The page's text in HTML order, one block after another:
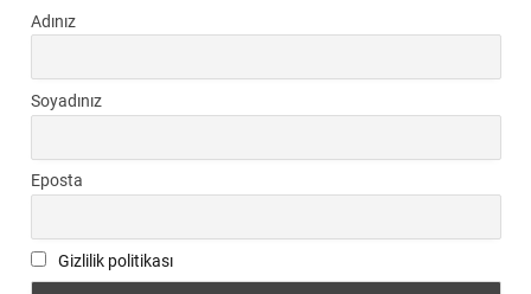
Adınız
Soyadınız
Eposta
Gizlilik politikası